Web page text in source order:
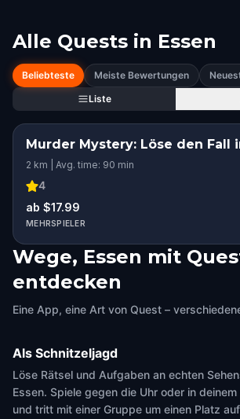
Alle Quests in Essen
Beliebteste Meiste Bewertungen
Liste
Murder Mystery: Löse den Fall
2 km | Avg. time: 90 min
4
ab $17.99
MEHRSPIELER
Wege, Essen mit
entdecken
Eine App, eine Art von Quest –
Als Schnitzeljagd
Löse Rätsel und Aufgaben an echten
Essen. Spiele gegen die Uhr oder in
und tritt mit einer Gruppe um einen Platz